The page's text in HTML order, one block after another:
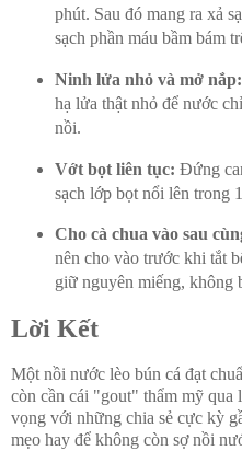
phút. Sau đó mang ra xả
sạch phần máu bầm bám
Ninh lửa nhỏ và mở nắp:
hạ lửa thật nhỏ để nước
nồi.
Vớt bọt liên tục: Đứng
sạch lớp bọt nổi lên trong
Cho cà chua vào sau
nên cho vào trước khi tắt
giữ nguyên miếng, không
Lời Kết
Một nồi nước lèo bún cá đạt
còn cần cái "gout" thẩm mỹ
vọng với những chia sẻ cực kỳ
mẹo hay để không còn sợ nồi